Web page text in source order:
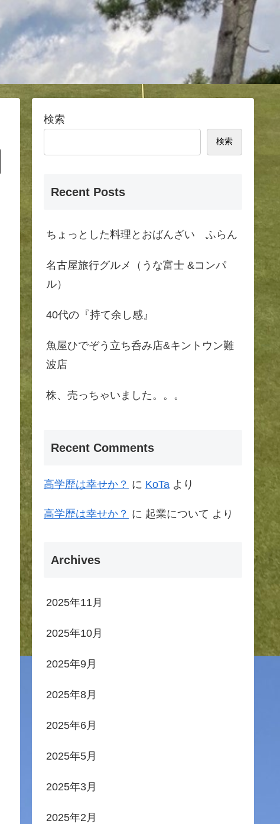
検索
検索
Recent Posts
ちょっとした料理とおばんざい ふらん
名古屋旅行グルメ（うな富士 &コンパ
ル）
40代の『持て余し感』
魚屋ひでぞう立ち呑み店&キントウン難
波店
株、売っちゃいました。。。
Recent Comments
高学歴は幸せか？ に KoTa より
高学歴は幸せか？ に 起業について より
Archives
2025年11月
2025年10月
2025年9月
2025年8月
2025年6月
2025年5月
2025年3月
2025年2月